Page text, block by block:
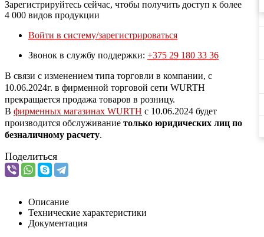
Зарегистрируйтесь сейчас, чтобы получить доступ к более
4 000 видов продукции
Войти в систему/зарегистрироваться
Звонок в службу поддержки: +375 29 180 33 36
В связи с изменением типа торговли в компании, с
10.06.2024г. в фирменной торговой сети WURTH
прекращается продажа товаров в розницу.
В фирменных магазинах WURTH c 10.06.2024 будет
производится обслуживание только юридических лиц по
безналичному расчету.
Поделиться
Описание
Технические характеристики
Документация